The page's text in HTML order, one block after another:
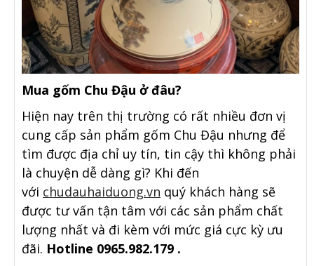
Mua gốm Chu Đậu ở đâu?
Hiện nay trên thị trường có rất nhiều đơn vị
cung cấp sản phẩm gốm Chu Đậu nhưng để
tìm được địa chỉ uy tín, tin cậy thì không phải
là chuyện dễ dàng gì? Khi đến
với chudauhaiduong.vn quý khách hàng sẽ
được tư vấn tận tâm với các sản phẩm chất
lượng nhất và đi kèm với mức giá cực kỳ ưu
đãi. Hotline 0965.982.179 .